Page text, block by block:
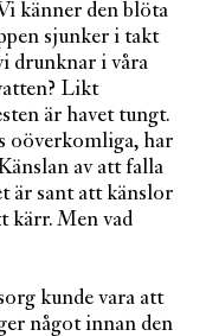
känner den blöta
sjunker i takt
drunknar i våra
Likt
är havet tungt.
oöverkomliga, har
av att falla
är sant att känslor
kärr. Men vad
kunde vara att
något innan den